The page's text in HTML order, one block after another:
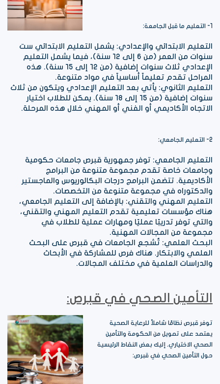
1- التعليم ما قبل الجامعة:
التعليم الابتدائي والإعدادي: يشمل التعليم الابتدائي ست
سنوات من العمر (من 6 إلى 12 سنة)، فيما يشمل التعليم
الإعدادي ثلاث سنوات إضافية (من 12 إلى 15 سنة). هذه
المراحل تقدم تعليماً أساسياً في مواد متنوعة.
التعليم الثانوي: يأتي بعد التعليم الإعدادي ويتكون من ثلاث
سنوات إضافية (من 15 إلى 18 سنة). يمكن للطلاب اختيار
الاتجاه الأكاديمي أو الفني أو المهني خلال هذه المرحلة.
2- التعليم الجامعي:
التعليم الجامعي: توفر جمهورية قبرص جامعات حكومية
وجامعات خاصة تقدم مجموعة متنوعة من البرامج
الأكاديمية. تتضمن البرامج درجات البكالوريوس والماجستير
والدكتوراه في مجموعة متنوعة من التخصصات.
التعليم المهني والتقني: بالإضافة إلى التعليم الجامعي،
هناك مؤسسات تعليمية تقدم التعليم المهني والتقني،
والتي توفر تدريبًا عمليًا ومهارات عملية للطلاب في
مجموعة من المجالات المهنية.
البحث العلمي: تُشجع الجامعات في قبرص على البحث
العلمي والابتكار. هناك فرص للمشاركة في الأبحاث
والدراسات العلمية في مختلف المجالات.
التأمين الصحي في قبرص:
توفر قبرص نظامًا شاملاً للرعاية الصحية
يعتمد على تمويل من الحكومة والتأمين
الصحي الاختياري. إليك بعض النقاط الرئيسية
حول التأمين الصحي في قبرص: